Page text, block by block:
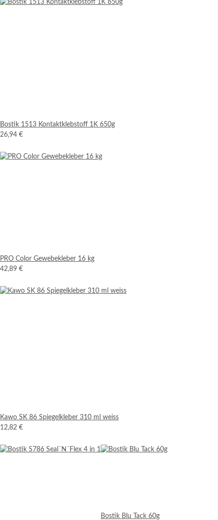
Bostik 1513 Kontaktklebstoff 1K 650g
26,94 €
PRO Color Gewebekleber 16 kg
42,89 €
Kawo SK 86 Spiegelkleber 310 ml weiss
12,82 €
Bostik Blu Tack 60g